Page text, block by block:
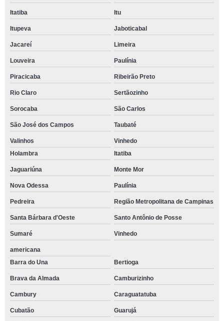
Itatiba Itu
Itupeva Jaboticabal
Jacareí Limeira
Louveira Paulínia
Piracicaba Ribeirão Preto
Rio Claro Sertãozinho
Sorocaba São Carlos
São José dos Campos Taubaté
Valinhos
Vinhedo
Holambra
Itatiba
Jaguariúna Monte Mor
Nova Odessa Paulínia
Pedreira Região Metropolitana de Campinas
Santa Bárbara d'Oeste Santo Antônio de Posse
Sumaré Vinhedo
americana
Barra do Una
Bertioga
Brava da Almada Camburizinho
Cambury Caraguatatuba
Cubatão Guarujá